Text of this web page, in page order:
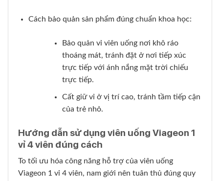
Cách bảo quản sản phẩm đúng chuẩn khoa học:
Bảo quản vỉ viên uống nơi khô ráo
thoáng mát, tránh đặt ở nơi tiếp xúc
trực tiếp với ánh nắng mặt trời chiếu
trực tiếp.
Cất giữ vỉ ở vị trí cao, tránh tầm tiếp cận
của trẻ nhỏ.
Hướng dẫn sử dụng viên uống Viageon 1
vỉ 4 viên đúng cách
To tối ưu hóa công năng hỗ trợ của viên uống
Viageon 1 vỉ 4 viên, nam giới nên tuân thủ đúng quy